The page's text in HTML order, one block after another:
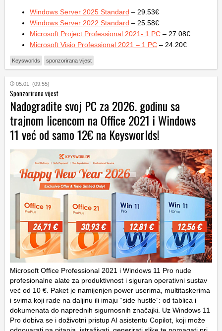
Windows Server 2025 Standard – 29.53€
Windows Server 2022 Standard – 25.58€
Microsoft Project Professional 2021- 1 PC – 27.08€
Microsoft Visio Professional 2021 – 1 PC – 24.20€
Keysworlds sponzorirana vijest
05.01. (09:55)
Sponzorirana vijest
Nadogradite svoj PC za 2026. godinu sa
trajnom licencom na Office 2021 i Windows
11 već od samo 12€ na Keysworlds!
Microsoft Office Professional 2021 i Windows 11 Pro nude
profesionalne alate za produktivnost i siguran operativni sustav
već od 10 €. Paket je namijenjen power userima, multitaskerima
i svima koji rade na daljinu ili imaju “side hustle”: od tablica i
dokumenata do naprednih sigurnosnih značajki. Uz Windows 11
Pro dobiva se i doživotni pristup AI asistentu Copilot, koji može